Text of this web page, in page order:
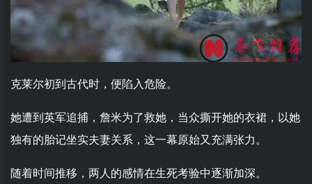
克莱尔初到古代时，便陷入危险。
她遭到英军追捕，詹米为了救她，当众撕开她的衣裙，以她
独有的胎记坐实夫妻关系，这一幕原始又充满张力。
随着时间推移，两人的感情在生死考验中逐渐加深。